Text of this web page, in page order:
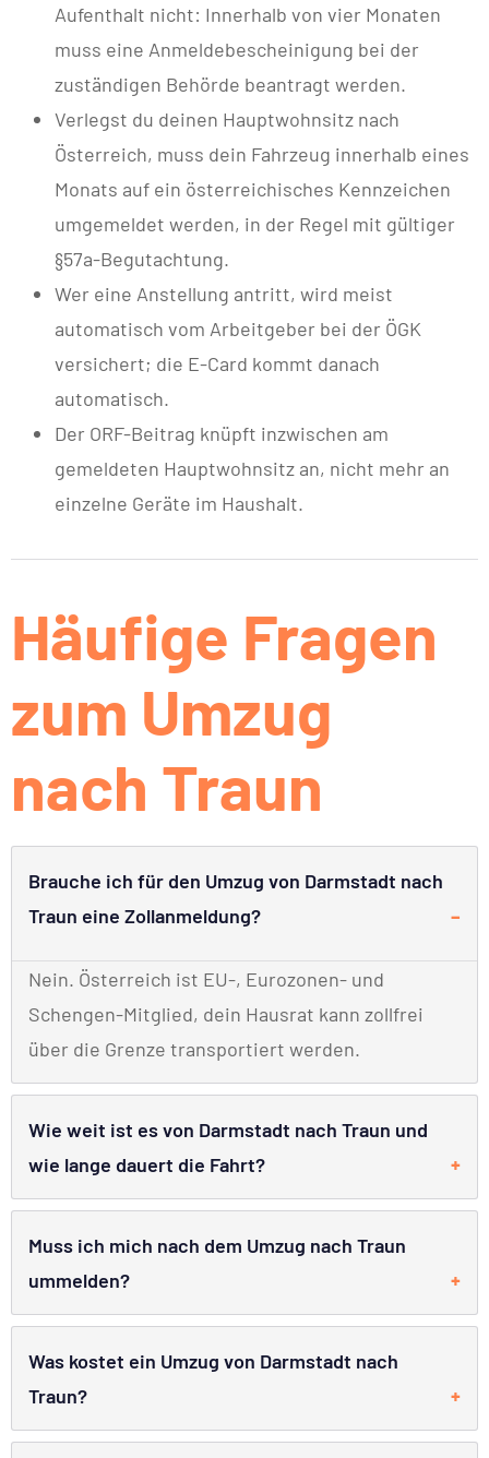
Aufenthalt nicht: Innerhalb von vier Monaten
muss eine Anmeldebescheinigung bei der
zuständigen Behörde beantragt werden.
Verlegst du deinen Hauptwohnsitz nach
Österreich, muss dein Fahrzeug innerhalb eines
Monats auf ein österreichisches Kennzeichen
umgemeldet werden, in der Regel mit gültiger
§57a-Begutachtung.
Wer eine Anstellung antritt, wird meist
automatisch vom Arbeitgeber bei der ÖGK
versichert; die E-Card kommt danach
automatisch.
Der ORF-Beitrag knüpft inzwischen am
gemeldeten Hauptwohnsitz an, nicht mehr an
einzelne Geräte im Haushalt.
Häufige Fragen
zum Umzug
nach Traun
Brauche ich für den Umzug von Darmstadt nach
Traun eine Zollanmeldung?
Nein. Österreich ist EU-, Eurozonen- und
Schengen-Mitglied, dein Hausrat kann zollfrei
über die Grenze transportiert werden.
Wie weit ist es von Darmstadt nach Traun und
wie lange dauert die Fahrt?
Muss ich mich nach dem Umzug nach Traun
ummelden?
Was kostet ein Umzug von Darmstadt nach
Traun?